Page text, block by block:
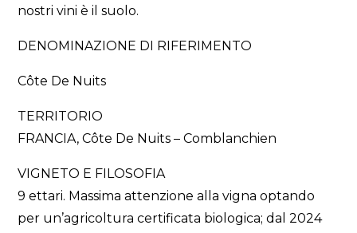
nostri vini è il suolo.
DENOMINAZIONE DI RIFERIMENTO
Côte De Nuits
TERRITORIO
FRANCIA, Côte De Nuits – Comblanchien
VIGNETO E FILOSOFIA
9 ettari. Massima attenzione alla vigna optando
per un’agricoltura certificata biologica; dal 2024